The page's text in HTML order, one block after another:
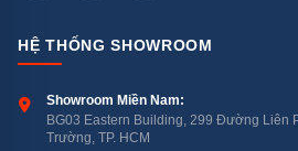
HỆ THỐNG SHOWROOM
Showroom Miền Nam:
BG03 Eastern Building, 299 Đường Liên
Trường, TP. HCM